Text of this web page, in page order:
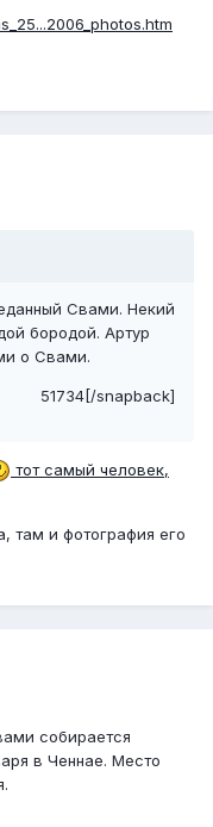
Свами. Некий
бородой. Артур
о Свами.
51734[/snapback]
тот самый человек,
там и фотография его
собирается
в Ченнае. Место